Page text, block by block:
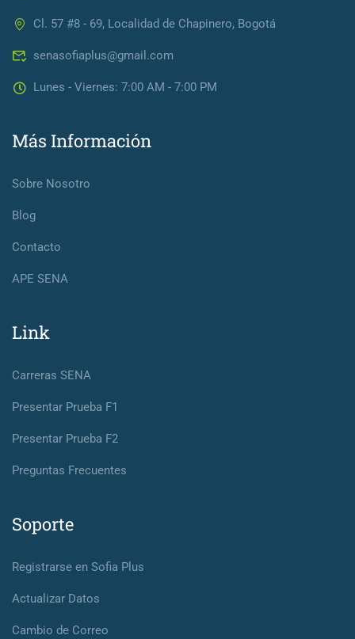
Cl. 57 #8 - 69, Localidad de Chapinero, Bogotá
senasofiaplus@gmail.com
Lunes - Viernes: 7:00 AM - 7:00 PM
Más Información
Sobre Nosotro
Blog
Contacto
APE SENA
Link
Carreras SENA
Presentar Prueba F1
Presentar Prueba F2
Preguntas Frecuentes
Soporte
Registrarse en Sofia Plus
Actualizar Datos
Cambio de Correo